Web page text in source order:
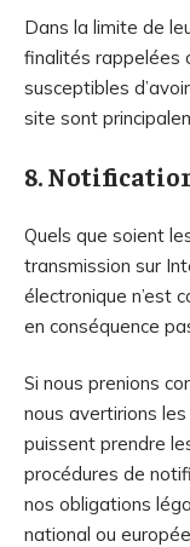
Dans la limite de
finalités rappelées
susceptibles
site sont
8.
Quels que soient
transmission sur
électronique n’est
en conséquence
Si nous prenions
nous avertirions
puissent prendre
procédures de
nos obligations
national ou